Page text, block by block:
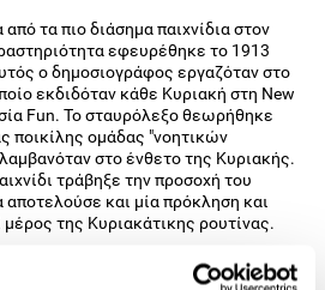
τα πιο διάσημα παιχνίδια στον
εφευρέθηκε το 1913
ο δημοσιογράφος εργαζόταν στο
εκδιδόταν κάθε Κυριακή στη New
Fun. Το σταυρόλεξο θεωρήθηκε
ποικίλης ομάδας "νοητικών
στο ένθετο της Κυριακής.
τράβηξε την προσοχή του
και μία πρόκληση και
μέρος της Κυριακάτικης ρουτίνας.
από έναν αιώνα, εξακολουθούν να